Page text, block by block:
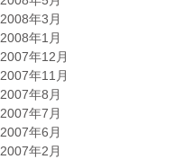
2008年3月
2008年1月
2007年12月
2007年11月
2007年8月
2007年7月
2007年6月
2007年2月